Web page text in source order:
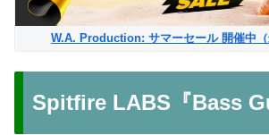
W.A. Production: サマーセール 開催中（
Spitfire LABS『Bass